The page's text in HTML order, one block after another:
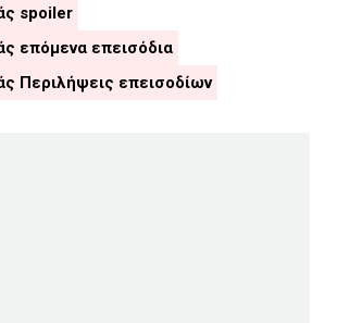
spoiler
επόμενα επεισόδια
Περιλήψεις επεισοδίων